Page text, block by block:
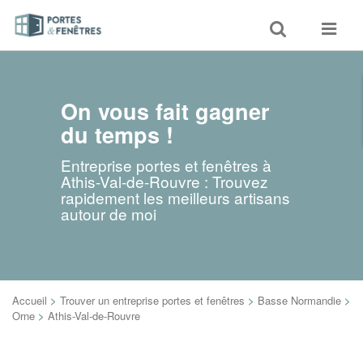
Toggle
search
Toggle
On vous fait gagner
du temps !
Entreprise portes et fenêtres à
Athis-Val-de-Rouvre : Trouvez
rapidement les meilleurs artisans
autour de moi
Accueil > Trouver un entreprise portes et fenêtres > Basse Normandie >
Orne > Athis-Val-de-Rouvre